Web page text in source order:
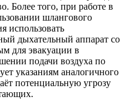
Более того, при работе в
шлангового
использовать
дыхательный аппарат со
для эвакуации в
подачи воздуха по
указаниям аналогичного
потенциальную угрозу